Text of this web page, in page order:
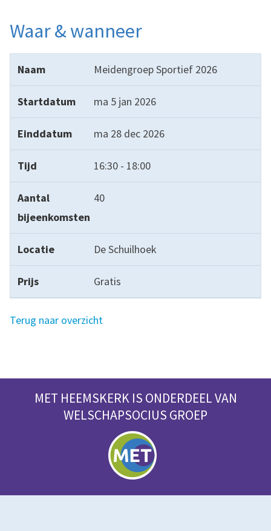
Waar & wanneer
Naam Startdatum Einddatum Tijd Aantal
Meidengroep Sportief 2026
ma 5 jan 2026
ma 28 dec 2026
16:30 - 18:00
40
De Schuilhoek
Gratis
Terug naar overzicht
MET HEEMSKERK IS ONDERDEEL VAN
WELSCHAPSOCIUS GROEP